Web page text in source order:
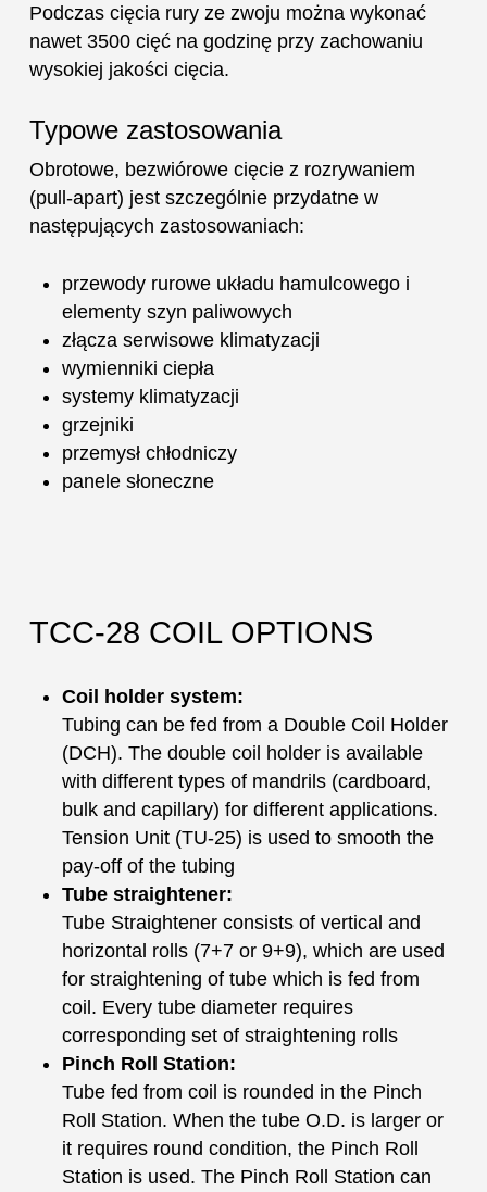
Podczas cięcia rury ze zwoju można wykonać
nawet 3500 cięć na godzinę przy zachowaniu
wysokiej jakości cięcia.
Typowe zastosowania
Obrotowe, bezwiórowe cięcie z rozrywaniem
(pull-apart) jest szczególnie przydatne w
następujących zastosowaniach:
przewody rurowe układu hamulcowego i
elementy szyn paliwowych
złącza serwisowe klimatyzacji
wymienniki ciepła
systemy klimatyzacji
grzejniki
przemysł chłodniczy
panele słoneczne
TCC-28 COIL OPTIONS
Coil holder system:
Tubing can be fed from a Double Coil Holder
(DCH). The double coil holder is available
with different types of mandrils (cardboard,
bulk and capillary) for different applications.
Tension Unit (TU-25) is used to smooth the
pay-off of the tubing
Tube straightener:
Tube Straightener consists of vertical and
horizontal rolls (7+7 or 9+9), which are used
for straightening of tube which is fed from
coil. Every tube diameter requires
corresponding set of straightening rolls
Pinch Roll Station:
Tube fed from coil is rounded in the Pinch
Roll Station. When the tube O.D. is larger or
it requires round condition, the Pinch Roll
Station is used. The Pinch Roll Station can